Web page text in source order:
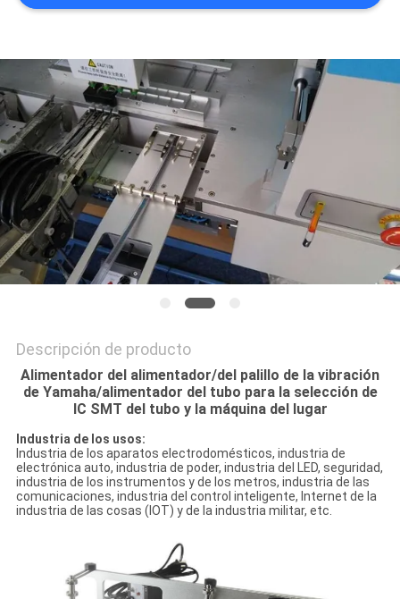
DEL
SITIO
POLÍTICA
DE
PRIVACIDAD
Descripción de producto
Alimentador del alimentador/del palillo de la vibración
de Yamaha/alimentador del tubo para la selección de
IC SMT del tubo y la máquina del lugar
Industria de los usos:
Industria de los aparatos electrodomésticos, industria de
electrónica auto, industria de poder, industria del LED, seguridad,
industria de los instrumentos y de los metros, industria de las
comunicaciones, industria del control inteligente, Internet de la
industria de las cosas (IOT) y de la industria militar, etc.